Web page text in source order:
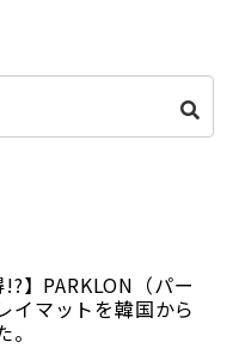
!?】PARKLON（パー
イマットを韓国から